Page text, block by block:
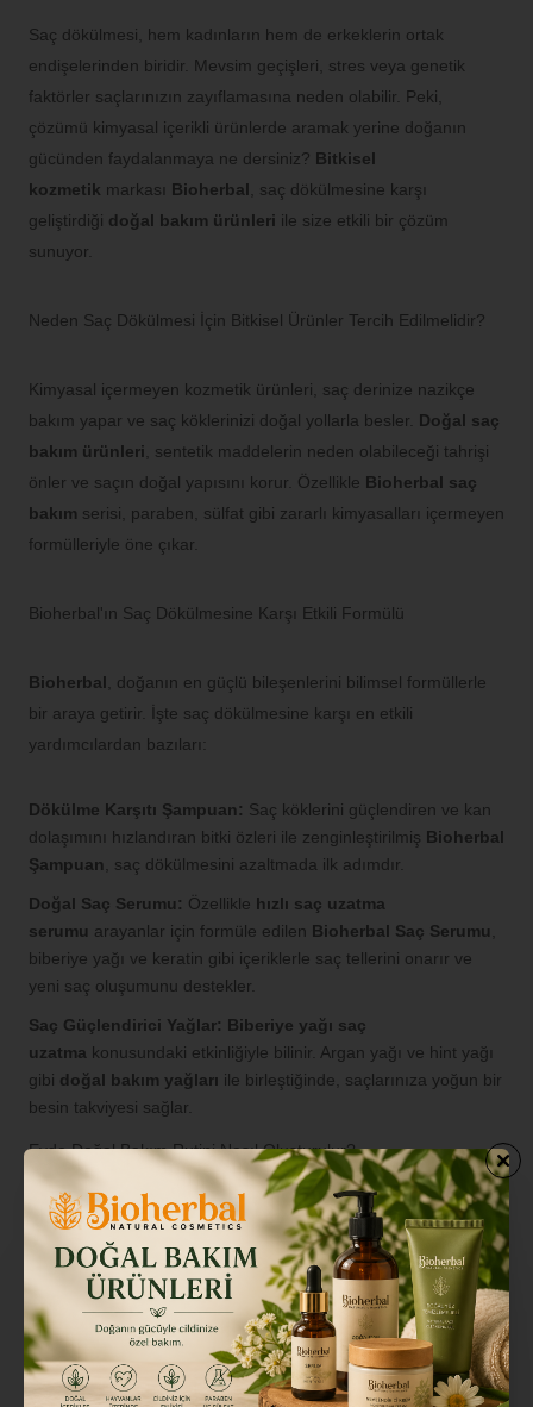
Saç dökülmesi, hem kadınların hem de erkeklerin ortak
endişelerinden biridir. Mevsim geçişleri, stres veya genetik
faktörler saçlarınızın zayıflamasına neden olabilir. Peki,
çözümü kimyasal içerikli ürünlerde aramak yerine doğanın
gücünden faydalanmaya ne dersiniz? Bitkisel
kozmetik markası Bioherbal , saç dökülmesine karşı
geliştirdiği doğal bakım ürünleri ile size etkili bir çözüm
sunuyor.
Neden Saç Dökülmesi İçin Bitkisel Ürünler Tercih Edilmelidir?
Kimyasal içermeyen kozmetik ürünleri, saç derinize nazikçe
bakım yapar ve saç köklerinizi doğal yollarla besler. Doğal saç
bakım ürünleri , sentetik maddelerin neden olabileceği tahrişi
önler ve saçın doğal yapısını korur. Özellikle Bioherbal saç
bakım serisi, paraben, sülfat gibi zararlı kimyasalları içermeyen
formülleriyle öne çıkar.
Bioherbal'ın Saç Dökülmesine Karşı Etkili Formülü
Bioherbal , doğanın en güçlü bileşenlerini bilimsel formüllerle
bir araya getirir. İşte saç dökülmesine karşı en etkili
yardımcılardan bazıları:
Dökülme Karşıtı Şampuan: Saç köklerini güçlendiren ve kan
dolaşımını hızlandıran bitki özleri ile zenginleştirilmiş Bioherbal
Şampuan
, saç dökülmesini azaltmada ilk adımdır.
Doğal Saç Serumu: Özellikle hızlı saç uzatma
serumu arayanlar için formüle edilen Bioherbal Saç Serumu
biberiye yağı ve keratin gibi içeriklerle saç tellerini onarır ve
yeni saç oluşumunu destekler.
Saç Güçlendirici Yağlar: Biberiye yağı saç
uzatma konusundaki etkinliğiyle bilinir. Argan yağı ve hint yağı
gibi doğal bakım yağları ile birleştiğinde, saçlarınıza yoğun bir
besin takviyesi sağlar.
Evde Doğal Bakım Rutini Nasıl Oluşturulur?
Temizleme:Saçlarınızı Bioherbaldökülme karşıtı
şampuan
ile nazikçe yıkayın.
Besleme:Haftada 2-3 kez duştan önce saç
diplerinizeBioherbal saç bakım yağı ile masaj yapın.
Güçlendirme:Temiz ve nemli saç diplerinizedoğal saç
serumu
uygulayarak bakımı tamamlayın.